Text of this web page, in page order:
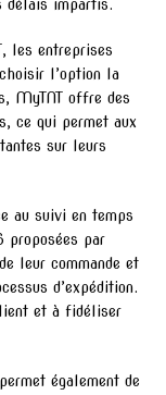
délais impartis.
les entreprises
l’option la
MyTNT offre des
ce qui permet aux
sur leurs
au suivi en temps
par
leur commande et
d’expédition.
et à fidéliser
également de